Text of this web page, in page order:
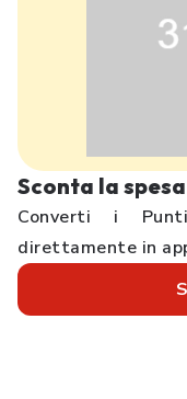
Sconta la spesa
Converti i
direttamente in